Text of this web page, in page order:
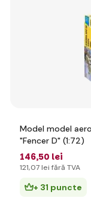
Model model
"Fencer D" (1:72)
146,50 lei
121,07 lei fără TVA
+ 31 puncte